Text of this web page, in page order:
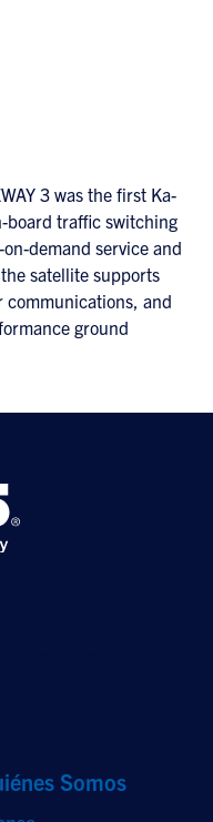
3 was the first Ka-
board traffic switching
demand service and
satellite supports
communications, and
ground
Somos